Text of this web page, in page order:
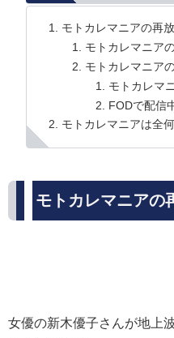
モトカレマニアの再
モトカレマニア
モトカレマニア
モトカレマ
FODで配信
モトカレマニアは全
モトカレマニアの
女優の新木優子さんが地上